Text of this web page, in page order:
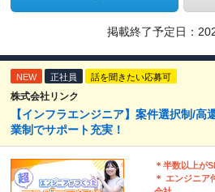
掲載終了予定日：
NEW 正社員 話を聞きたい応募可
株式会社リンク
【インフラエンジニア】案件選択制/
業制でサポート充実！
＊半数以上が
＊ エンジニア